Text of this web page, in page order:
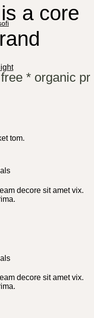
tom.
a core
* organic
decore sit amet vix.
decore sit amet vix.